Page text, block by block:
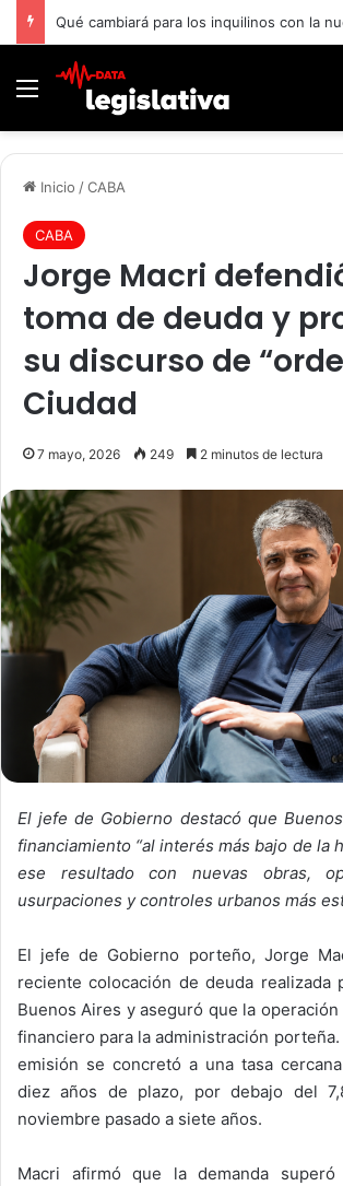
Menú
Inicio /CABA
CABA
Jorge Macri
toma de deuda y
su discurso de
Ciudad
7 mayo, 2026 249 2 minutos de lectura
El jefe de Gobierno destacó que
financiamiento “al interés más bajo de la
ese resultado con nuevas obras,
usurpaciones y controles urbanos más
El jefe de Gobierno porteño, Jorge
reciente colocación de deuda realizada
Buenos Aires y aseguró que la
financiero para la administración
emisión se concretó a una tasa
diez años de plazo, por debajo del
noviembre pasado a siete años.
Macri afirmó que la demanda superó